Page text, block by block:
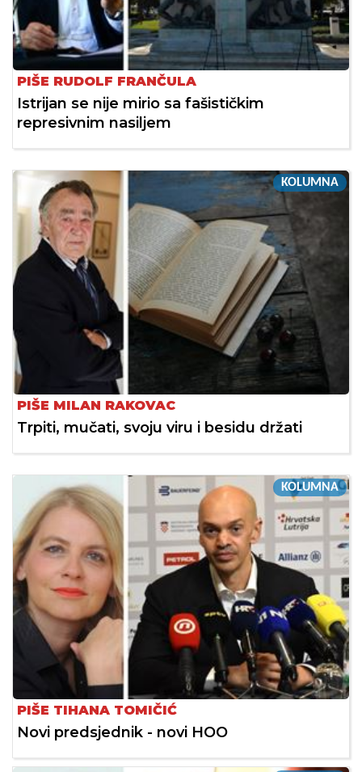
PIŠE RUDOLF FRANČULA
Istrijan se nije mirio sa fašističkim
represivnim nasiljem
KOLUMNA
PIŠE MILAN RAKOVAC
Trpiti, mučati, svoju viru i besidu držati
KOLUMNA
PIŠE TIHANA TOMIČIĆ
Novi predsjednik - novi HOO